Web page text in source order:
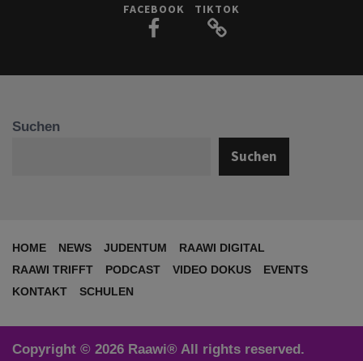
FACEBOOK TIKTOK
Suchen
Suchen
HOME NEWS JUDENTUM
RAAWI DIGITAL
RAAWI TRIFFT
PODCAST VIDEO DOKUS
EVENTS
KONTAKT
SCHULEN
Copyright © 2026 Raawi® All rights reserved.